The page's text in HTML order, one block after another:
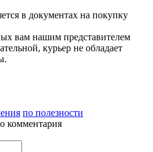
в документах на покупку
вам нашим представителем
курьер не обладает
по полезности
комментария